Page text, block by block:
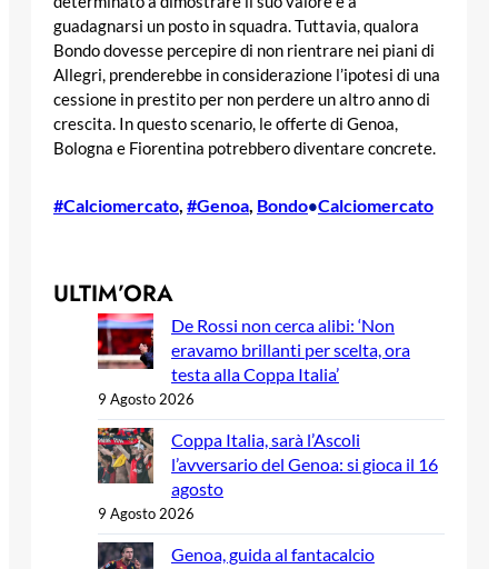
guadagnarsi un posto in squadra. Tuttavia, qualora
Bondo dovesse percepire di non rientrare nei piani di
Allegri, prenderebbe in considerazione l’ipotesi di una
cessione in prestito per non perdere un altro anno di
crescita. In questo scenario, le offerte di Genoa,
Bologna e Fiorentina potrebbero diventare concrete.
#Calciomercato, #Genoa, Bondo•Calciomercato
ULTIM’ORA
De Rossi non cerca alibi: ‘Non
eravamo brillanti per scelta, ora
testa alla Coppa Italia’
9 Agosto 2026
Coppa Italia, sarà l’Ascoli
l’avversario del Genoa: si gioca il 16
agosto
9 Agosto 2026
Genoa, guida al fantacalcio